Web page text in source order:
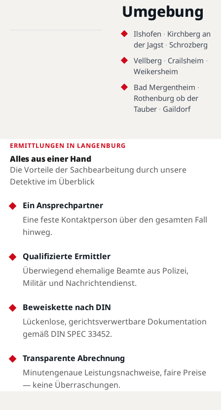
Umgebung
Ilshofen · Kirchberg an
der Jagst· Schrozberg
Vellberg · Crailsheim ·
Weikersheim
Bad Mergentheim ·
Rothenburg ob der
Tauber· Gaildorf
ERMITTLUNGEN IN LANGENBURG
Alles aus einer Hand
Die Vorteile der Sachbearbeitung durch unsere
Detektive im Überblick
Ein Ansprechpartner
Eine feste Kontaktperson über den gesamten Fall
hinweg.
Qualifizierte Ermittler
Überwiegend ehemalige Beamte aus Polizei,
Militär und Nachrichtendienst.
Beweiskette nach DIN
Lückenlose, gerichtsverwertbare Dokumentation
gemäß DIN SPEC 33452.
Transparente Abrechnung
Minutengenaue Leistungsnachweise, faire Preise
— keine Überraschungen.